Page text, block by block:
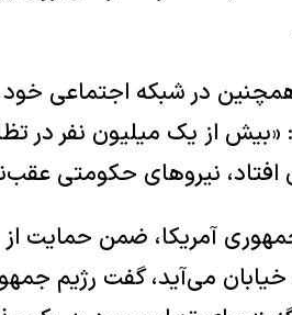
در شبکه اجتماعی خود
«بیش از یک میلیون نفر در
نیروهای حکومتی
آمریکا، ضمن حمایت از
می‌آید، گفت رژیم